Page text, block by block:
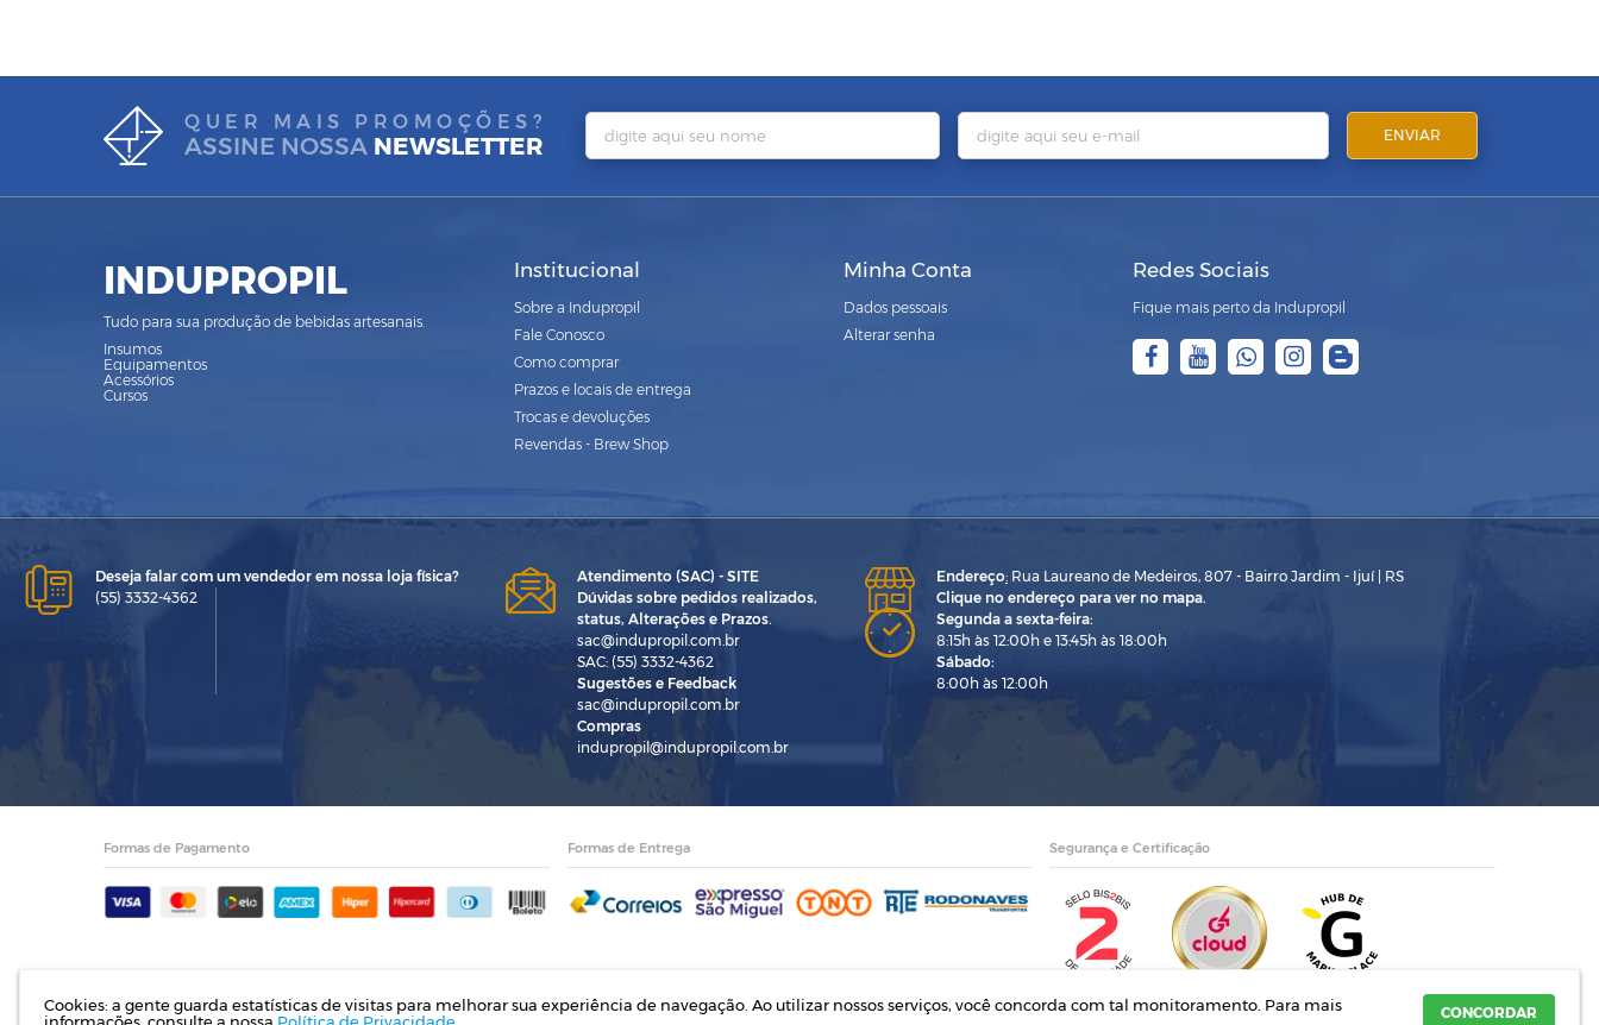
Cookies: a gente guarda estatísticas de visitas para melhorar sua experiência de navegação. Ao utilizar nossos serviços, você concorda com tal monitoramento. Para mais
CONCORDAR
QUER MAIS PROMOÇÕES?
ASSINE NOSSA NEWSLETTER
INDUPROPIL
Tudo para sua produção de bebidas artesanais.
Insumos
Equipamentos
Acessórios
Cursos
Institucional
Sobre a Indupropil
Fale Conosco
Como comprar
Prazos e locais de entrega
Trocas e devoluções
Revendas - Brew Shop
Minha Conta
Dados pessoais
Alterar senha
Redes Sociais
Fique mais perto da Indupropil
Deseja falar com um vendedor em nossa loja física?
(55) 3332-4362
Atendimento (SAC) - SITE
Dúvidas sobre pedidos realizados,
status, Alterações e Prazos.
sac@indupropil.com.br
SAC: (55) 3332-4362
Sugestões e Feedback
sac@indupropil.com.br
Compras
indupropil@indupropil.com.br
Endereço: Rua Laureano de Medeiros, 807 - Bairro Jardim - Ijuí | RS
Clique no endereço para ver no mapa.
Segunda a sexta-feira:
8:15h às 12:00h e 13:45h às 18:00h
Sábado:
8:00h às 12:00h
Formas de Pagamento Formas de Entrega Segurança e Certificação
Razão Social: Indupropil Indústria e Comércio Ltda | CNPJ: 00.774.194/0001-82 | Rodovia RS 155, Km 1 esq. Rua Laureano de Medeiros, 782- Ijuí | RS